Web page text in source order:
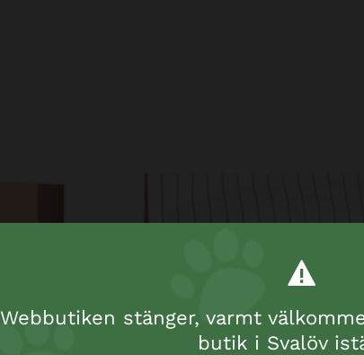
Webbutiken stänger, varmt
butik i Svalöv